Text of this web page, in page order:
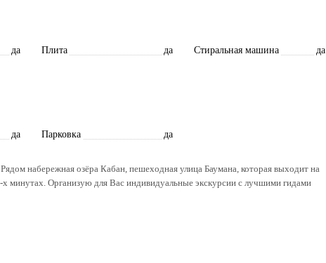
да Плита да Стиральная машина
да
да Парковка да
набережная озёра Кабан, пешеходная улица Баумана, которая выходит на
минутах. Организую для Вас индивидуальные экскурсии с лучшими гидами